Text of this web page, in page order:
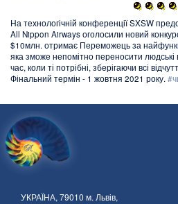
На технологічній конференції SXSW
All Nippon Airways оголосили новий
$10млн. отримає Переможець за
яка зможе непомітно переносити людські
час, коли ті потрібні, зберігаючи всі
Фінальний термін - 1 жовтня 2021 року.
УКРАЇНА, 79010 м. Львів,